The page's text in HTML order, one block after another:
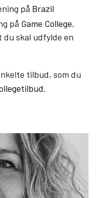
på Brazil
på Game College,
skal udfylde en
tilbud, som du
.